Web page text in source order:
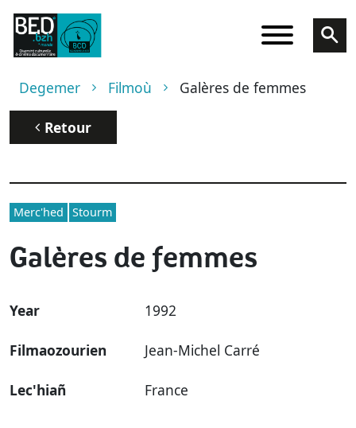
Skip to main content
Breadcrumb
Degemer Filmoù Galères de femmes
Retour
Merc'hed Stourm
Galères de femmes
Year 1992
Filmaozourien Jean-Michel Carré
Lec'hiañ France